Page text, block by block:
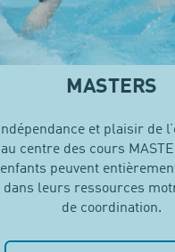
MASTERS
Indépendance et plaisir de
au centre des cours
enfants peuvent
dans leurs ressources
de coordination.